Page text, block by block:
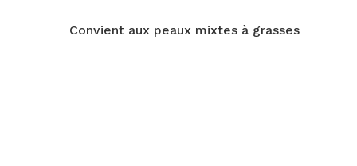
Convient aux peaux mixtes à grasses